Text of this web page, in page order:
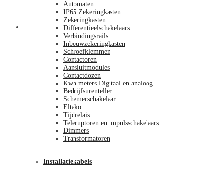
Automaten
IP65 Zekeringkasten
Zekeringkasten
Differentieelschakelaars
Verbindingsrails
Inbouwzekeringkasten
Schroefklemmen
Contactoren
Aansluitmodules
Contactdozen
Kwh meters Digitaal en analoog
Bedrijfsurenteller
Schemerschakelaar
Eltako
Tijdrelais
Teleruptoren en impulsschakelaars
Dimmers
Transformatoren
Installatiekabels